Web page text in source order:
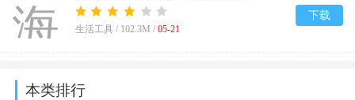
生活工具 / 102.3M / 05-21
下载
本类排行